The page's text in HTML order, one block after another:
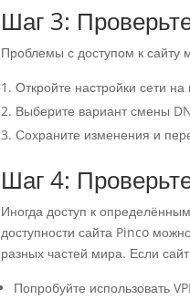
Шаг 3:
Проблемы с доступом к сайту
Откройте настройки сети
Выберите вариант смены
Сохраните изменения и
Шаг 4:
Иногда доступ к
доступности сайта Pinco
разных частей мира. Если
Попробуйте использовать